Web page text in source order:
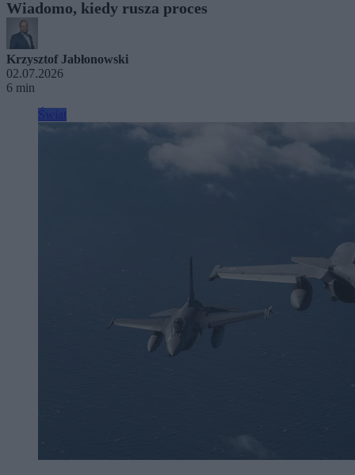
Wiadomo, kiedy rusza proces
Krzysztof Jabłonowski
02.07.2026
6 min